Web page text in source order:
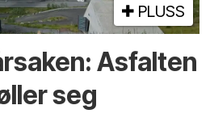
PLUSS
Asfalten
seg